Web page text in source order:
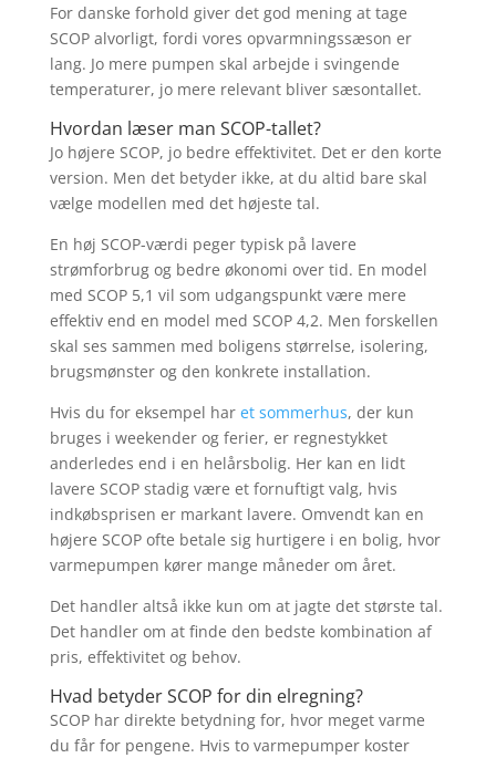
For danske forhold giver det god mening at tage
SCOP alvorligt, fordi vores opvarmningssæson er
lang. Jo mere pumpen skal arbejde i svingende
temperaturer, jo mere relevant bliver sæsontallet.
Hvordan læser man SCOP-tallet?
Jo højere SCOP, jo bedre effektivitet. Det er den korte
version. Men det betyder ikke, at du altid bare skal
vælge modellen med det højeste tal.
En høj SCOP-værdi peger typisk på lavere
strømforbrug og bedre økonomi over tid. En model
med SCOP 5,1 vil som udgangspunkt være mere
effektiv end en model med SCOP 4,2. Men forskellen
skal ses sammen med boligens størrelse, isolering,
brugsmønster og den konkrete installation.
Hvis du for eksempel har et sommerhus, der kun
bruges i weekender og ferier, er regnestykket
anderledes end i en helårsbolig. Her kan en lidt
lavere SCOP stadig være et fornuftigt valg, hvis
indkøbsprisen er markant lavere. Omvendt kan en
højere SCOP ofte betale sig hurtigere i en bolig, hvor
varmepumpen kører mange måneder om året.
Det handler altså ikke kun om at jagte det største tal.
Det handler om at finde den bedste kombination af
pris, effektivitet og behov.
Hvad betyder SCOP for din elregning?
SCOP har direkte betydning for, hvor meget varme
du får for pengene. Hvis to varmepumper koster